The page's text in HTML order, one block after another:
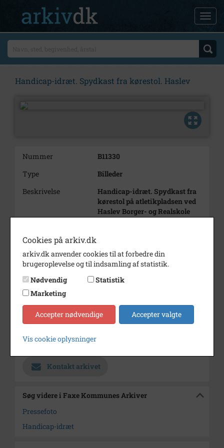
Handicap-idræt. Spydkast fra kørestol. Haslev
Nummer
B11330
Type
Billeder
Beskrivelse
Handicap-idræt. Spydkast fra
kørestol på atletikpladsen ved
Haslev Borger- og Realskole
Årstal
Dateringsnote
25.6.1979
Fotograf
Se på kort
Type
Sogn (1000-2050)
Enhed
Haslev Sogn (1000-2050)
Arkiv
Kontakt arkivet
Søg videre i Faxe Kommunes Arkiver
Pressefoto
Handicap-idræt
Cookies på arkiv.dk
arkiv.dk anvender cookies til at forbedre din
brugeroplevelse og til indsamling af statistik.
Nødvendig
Statistik
Marketing
Accepter nødvendige Accepter valgte
Vis cookie oplysninger